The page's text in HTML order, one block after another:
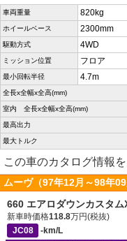
車両重量 820kg
ホイールベース 2300mm
駆動方式 4WD
ミッション位置 フロア
最小回転半径 4.7m
全長x全幅x全高(mm)
室内 全長x全幅x全高(mm)
最高出力
最大トルク
この車のカタログ情報
ムーヴ（97年12月～98年
660 エアロダウンカスタム
新車時価格118.8万円(税抜)
JC08
-km/L